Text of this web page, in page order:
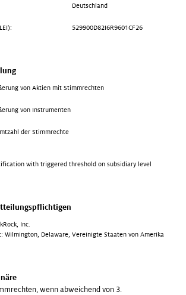
Deutschland
529900D82I6R9601CF26
von Aktien mit Stimmrechten
von Instrumenten
der Stimmrechte
with triggered threshold on subsidiary level
Inc.
Wilmington, Delaware, Vereinigte Staaten von Amerika
wenn abweichend von 3.